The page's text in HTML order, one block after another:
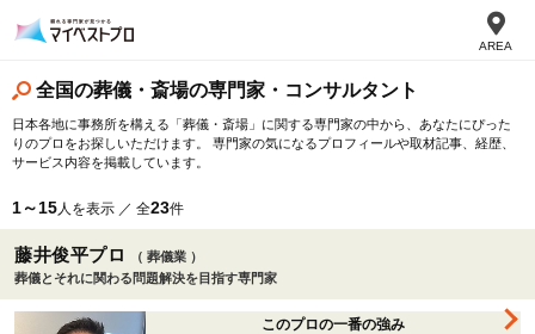
AREA
全国の葬儀・斎場の専門家・コンサルタント
日本各地に事務所を構える「葬儀・斎場」に関する専門家の中から、あなたにぴった
りのプロをお探しいただけます。 専門家の気になるプロフィールや取材記事、経歴、
サービス内容を掲載しています。
1～15人を表示 ／ 全23件
藤井俊平プロ
（ 葬儀業 ）
葬儀とそれに関わる問題解決を目指す専門家
このプロの一番の強み